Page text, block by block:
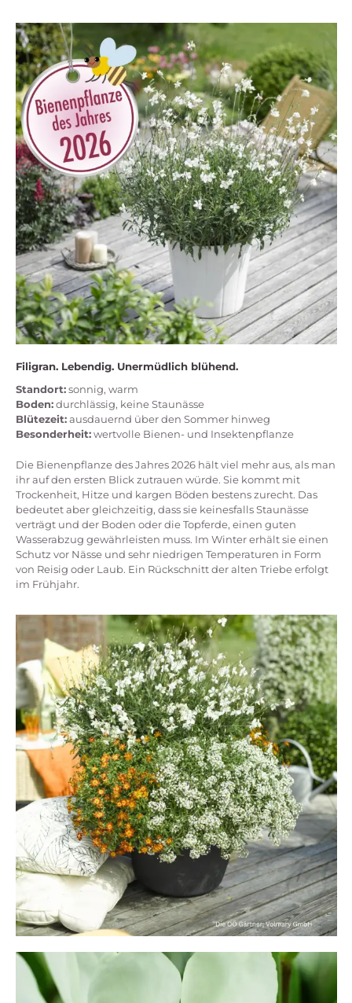
Filigran. Lebendig. Unermüdlich blühend.
Standort:sonnig, warm
Boden:durchlässig, keine Staunässe
Blütezeit:ausdauernd über den Sommer hinweg
Besonderheit:wertvolle Bienen- und Insektenpflanze
Die Bienenpflanze des Jahres 2026 hält viel mehr aus, als man
ihr auf den ersten Blick zutrauen würde. Sie kommt mit
Trockenheit, Hitze und kargen Böden bestens zurecht. Das
bedeutet aber gleichzeitig, dass sie keinesfalls Staunässe
verträgt und der Boden oder die Topferde, einen guten
Wasserabzug gewährleisten muss. Im Winter erhält sie einen
Schutz vor Nässe und sehr niedrigen Temperaturen in Form
von Reisig oder Laub. Ein Rückschnitt der alten Triebe erfolgt
im Frühjahr.